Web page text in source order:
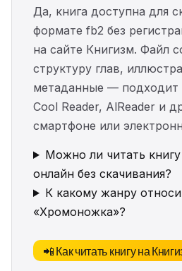
Да, книга доступна для
формате fb2 без
на сайте Книгизм. Файл
структуру глав,
метаданные — подходит
Cool Reader, AlReader и
смартфоне или
Можно ли читать
онлайн без скачивания?
К какому жанру
«Хромоножка»?
📲 Как читать книгу на